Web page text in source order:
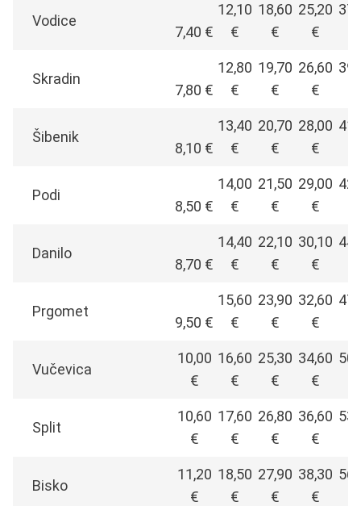
Vodice
7,40 €
12,10
€
18,60
€
25,20
€
Skradin
7,80 €
12,80
€
19,70
€
26,60
€
Šibenik
8,10 €
13,40
€
20,70
€
28,00
€
Podi
8,50 €
14,00
€
21,50
€
29,00
€
Danilo
8,70 €
14,40
€
22,10
€
30,10
€
Prgomet
9,50 €
15,60
€
23,90
€
32,60
€
Vučevica
10,00
€
16,60
€
25,30
€
34,60
€
Split
10,60
€
17,60
€
26,80
€
36,60
€
Bisko
11,20
€
18,50
€
27,90
€
38,30
€